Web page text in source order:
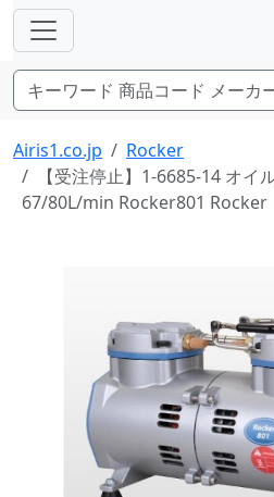
Airis1.co.jp
Rocker
【受注停止】1-6685-14 オイ
67/80L/min Rocker801 Rocker